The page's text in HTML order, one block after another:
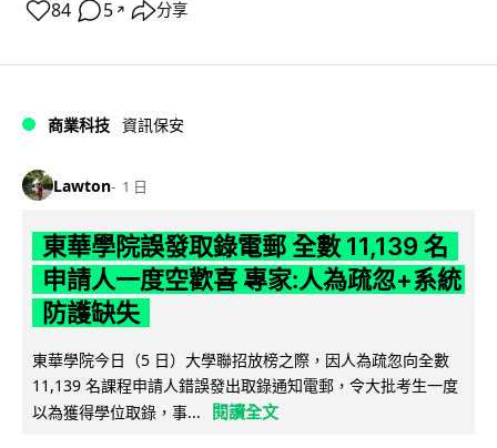
84 5 ↗ 分享
商業科技 資訊保安
Lawton 1 日
東華學院誤發取錄電郵 全數 11,139 名
申請人一度空歡喜 專家:人為疏忽+系統
防護缺失
東華學院今日（5 日）大學聯招放榜之際，因人為疏忽向全數
11,139 名課程申請人錯誤發出取錄通知電郵，令大批考生一度
以為獲得學位取錄，事...
閱讀全文